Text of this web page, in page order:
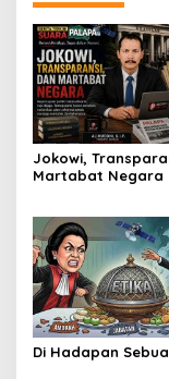
Jokowi,
Martabat Negara
Di Hadapan